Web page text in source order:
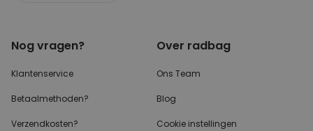
Nog vragen?
Klantenservice
Betaalmethoden?
Verzendkosten?
Over radbag
Ons Team
Blog
Cookie instellingen